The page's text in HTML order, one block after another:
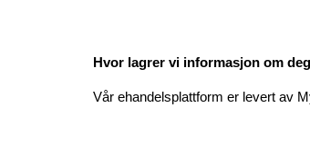
Hvor lagrer vi informasjon om
Vår ehandelsplattform er levert av